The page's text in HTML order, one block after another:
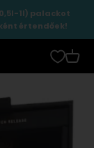
1l) palackot
értendőek!
Kosár